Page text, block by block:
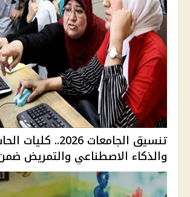
تنسيق الجامعات 2026..
والذكاء الاصطناعي والتمريض